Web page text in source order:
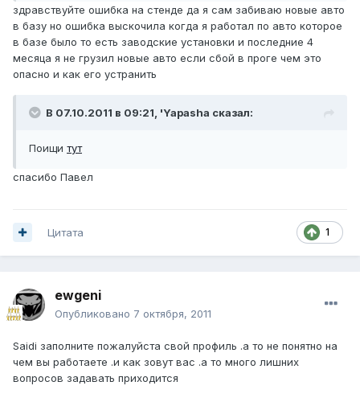
здравствуйте ошибка на стенде да я сам забиваю новые авто
в базу но ошибка выскочила когда я работал по авто которое
в базе было то есть заводские установки и последние 4
месяца я не грузил новые авто если сбой в проге чем это
опасно и как его устранить
В 07.10.2011 в 09:21, 'Yapasha сказал:
Поищи тут
спасибо Павел
1
Цитата
ewgeni
Опубликовано 7 октября, 2011
Saidi заполните пожалуйста свой профиль .а то не понятно на
чем вы работаете .и как зовут вас .а то много лишних
вопросов задавать приходится